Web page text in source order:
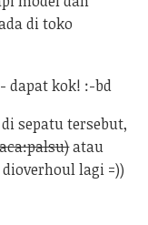
di toko
dapat kok! :-bd
sepatu tersebut,
atau
lagi =))